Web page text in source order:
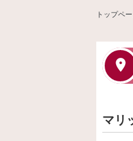
トップペ
マリ